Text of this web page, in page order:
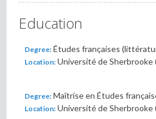
Education
Degree: Études françaises
Location: Université de Sherbrooke
Degree: Maîtrise en Études
Location: Université de Sherbrooke